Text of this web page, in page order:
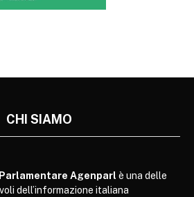
CHI SIAMO
Parlamentare Agenparl è una delle
dell’informazione italiana